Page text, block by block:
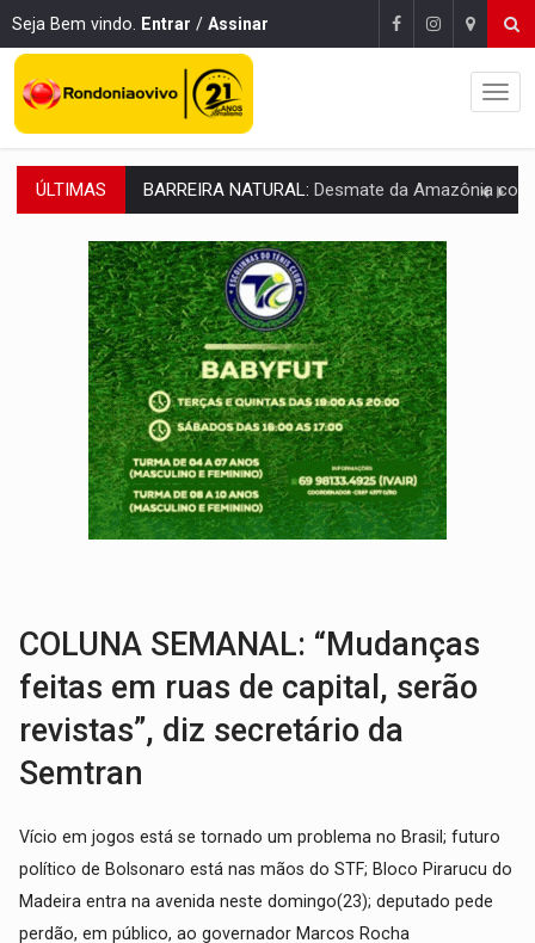
Seja Bem vindo. Entrar / Assinar
ÚLTIMAS :Anvisa libera venda de medicamentos pela Shopee, mas
MAIS RIGOR:Nova lei endurece punição por abuso sexual contra
POLUIÇÃO E RISCOS:Retirada de fiação irregular avança no país e em PVH
VÍDEO:Armado com machado, homem ameaça matar sobrinha grávida e
DIA DOS PAIS:Foragido por latrocínio é preso após levar filho de dois anos
PECHINCHA:STJ decide que prefeitura não deve indenizar comprador
CAPOTAMENTO:Motorista causa grave acidente com HR-V e
VÍDEO:Falso vendedor de salgados é preso por tráfico de drogas
COLUNA SEMANAL: “Mudanças
feitas em ruas de capital, serão
revistas”, diz secretário da
Semtran
Vício em jogos está se tornado um problema no Brasil; futuro
político de Bolsonaro está nas mãos do STF; Bloco Pirarucu do
Madeira entra na avenida neste domingo(23); deputado pede
perdão, em público, ao governador Marcos Rocha